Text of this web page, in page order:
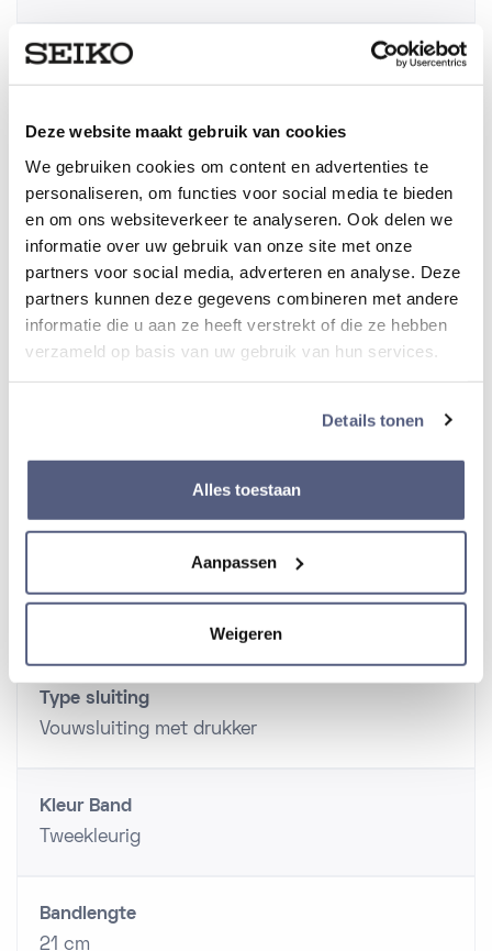
Deze website maakt gebruik van cookies
We gebruiken cookies om content en advertenties te
personaliseren, om functies voor social media te bieden
en om ons websiteverkeer te analyseren. Ook delen we
informatie over uw gebruik van onze site met onze
partners voor social media, adverteren en analyse. Deze
partners kunnen deze gegevens combineren met andere
informatie die u aan ze heeft verstrekt of die ze hebben
verzameld op basis van uw gebruik van hun services.
Details tonen
Alles toestaan
Aanpassen
Weigeren
Lichtgevende index
Materiaal Lunette
Staal/ zilverkleurig
Diameter kast
24 mm
Dikte van kast
Band
Materiaal band
Type sluiting
Vouwsluiting met drukker
Kleur Band
Tweekleurig
Bandlengte
21 cm